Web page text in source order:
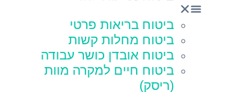
ביטוח בריאות פרטי
ביטוח מחלות קשות
ביטוח אובדן כושר עבודה
ביטוח חיים למקרה מוות
(ריסק)